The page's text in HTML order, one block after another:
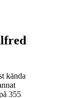
kända
355